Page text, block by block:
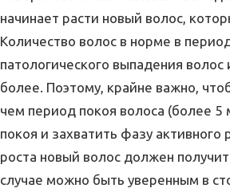
начинает расти новый волос,
Количество волос в норме в
патологического выпадения
более. Поэтому, крайне важно,
чем период покоя волоса (более
покоя и захватить фазу активного
роста новый волос должен
случае можно быть уверенным в